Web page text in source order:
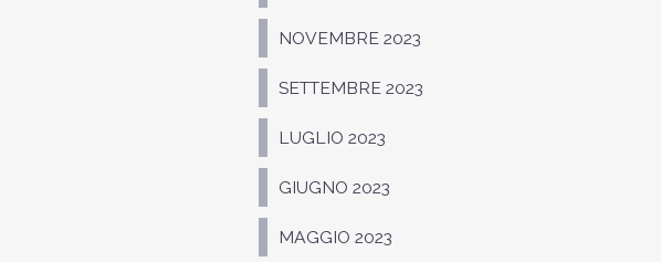
NOVEMBRE 2023
SETTEMBRE 2023
LUGLIO 2023
GIUGNO 2023
MAGGIO 2023